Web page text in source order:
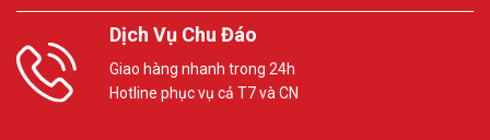
Dịch Vụ Chu Đáo
Giao hàng nhanh trong 24h
Hotline phục vụ cả T7 và CN